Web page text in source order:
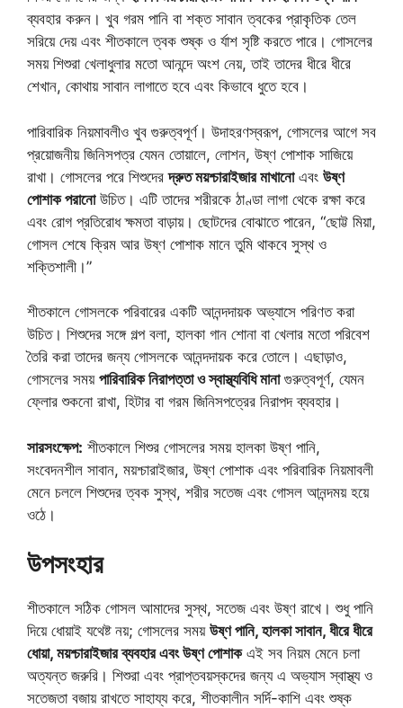
ব্যবহার করুন। খুব গরম পানি বা শক্ত সাবান ত্বকের প্রাকৃতিক তেল
সরিয়ে দেয় এবং শীতকালে ত্বক শুষ্ক ও র্যাশ সৃষ্টি করতে পারে। গোসলের
সময় শিশুরা খেলাধুলার মতো আনন্দে অংশ নেয়, তাই তাদের ধীরে ধীরে
শেখান, কোথায় সাবান লাগাতে হবে এবং কিভাবে ধুতে হবে।
পারিবারিক নিয়মাবলীও খুব গুরুত্বপূর্ণ। উদাহরণস্বরূপ, গোসলের আগে সব
প্রয়োজনীয় জিনিসপত্র যেমন তোয়ালে, লোশন, উষ্ণ পোশাক সাজিয়ে
রাখা। গোসলের পরে শিশুদেরদ্রুত ময়শ্চারাইজার মাখানোএবং উষ্ণ
পোশাক পরানোউচিত। এটি তাদের শরীরকে ঠাণ্ডা লাগা থেকে রক্ষা করে
এবং রোগ প্রতিরোধ ক্ষমতা বাড়ায়। ছোটদের বোঝাতে পারেন, “ছোট্ট মিয়া,
গোসল শেষে ক্রিম আর উষ্ণ পোশাক মানে তুমি থাকবে সুস্থ ও
শক্তিশালী।”
শীতকালে গোসলকে পরিবারের একটি আনন্দদায়ক অভ্যাসে পরিণত করা
উচিত। শিশুদের সঙ্গে গল্প বলা, হালকা গান শোনা বা খেলার মতো পরিবেশ
তৈরি করা তাদের জন্য গোসলকে আনন্দদায়ক করে তোলে। এছাড়াও,
গোসলের সময় পারিবারিক নিরাপত্তা ও স্বাস্থ্যবিধি মানাগুরুত্বপূর্ণ, যেমন
ফ্লোর শুকনো রাখা, হিটার বা গরম জিনিসপত্রের নিরাপদ ব্যবহার।
সারসংক্ষেপ: শীতকালে শিশুর গোসলের সময় হালকা উষ্ণ পানি,
সংবেদনশীল সাবান, ময়শ্চারাইজার, উষ্ণ পোশাক এবং পরিবারিক নিয়মাবলী
মেনে চললে শিশুদের ত্বক সুস্থ, শরীর সতেজ এবং গোসল আনন্দময় হয়ে
ওঠে।
উপসংহার
শীতকালে সঠিক গোসল আমাদের সুস্থ, সতেজ এবং উষ্ণ রাখে। শুধু পানি
দিয়ে ধোয়াই যথেষ্ট নয়; গোসলের সময় উষ্ণ পানি, হালকা সাবান, ধীরে ধীরে
ধোয়া, ময়শ্চারাইজার ব্যবহার এবং উষ্ণ পোশাকএই সব নিয়ম মেনে চলা
অত্যন্ত জরুরি। শিশুরা এবং প্রাপ্তবয়স্কদের জন্য এ অভ্যাস স্বাস্থ্য ও
সতেজতা বজায় রাখতে সাহায্য করে, শীতকালীন সর্দি-কাশি এবং শুষ্ক